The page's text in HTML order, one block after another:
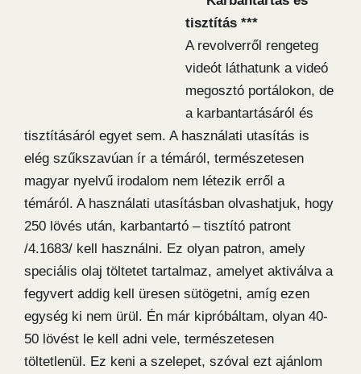
tisztítás ***
A revolverről rengeteg
videót láthatunk a videó
megosztó portálokon, de
a karbantartásáról és
tisztításáról egyet sem. A használati utasítás is
elég szűkszavúan ír a témáról, természetesen
magyar nyelvű irodalom nem létezik erről a
témáról. A használati utasításban olvashatjuk, hogy
250 lövés után, karbantartó – tisztító patront
/4.1683/ kell használni. Ez olyan patron, amely
speciális olaj töltetet tartalmaz, amelyet aktiválva a
fegyvert addig kell üresen sütögetni, amíg ezen
egység ki nem ürül. Én már kipróbáltam, olyan 40-
50 lövést le kell adni vele, természetesen
töltetlenül. Ez keni a szelepet, szóval ezt ajánlom